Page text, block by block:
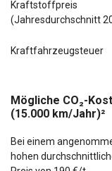
Kraftstoffpreis
(Jahresdurchschnitt
Kraftfahrzeugsteuer
Mögliche CO₂-
(15.000 km/Jahr)²
Bei einem
hohen